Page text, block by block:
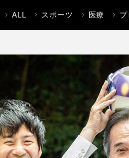
ALL スポーツ 医療 プ